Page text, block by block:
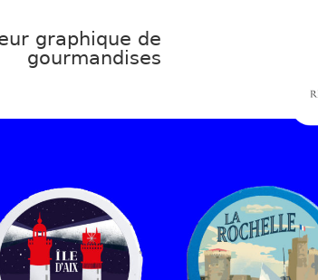
graphique de
gourmandises